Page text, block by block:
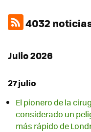
4032
Julio 2026
27 julio
El pionero de la
considerado un
más rápido de